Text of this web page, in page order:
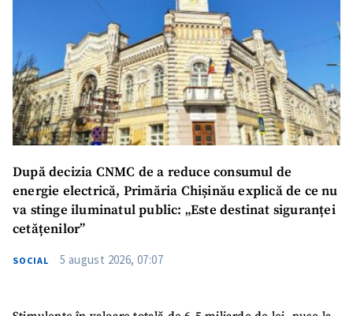
SUSȚINE
După decizia CNMC de a reduce consumul de
energie electrică, Primăria Chișinău explică de ce nu
va stinge iluminatul public: „Este destinat siguranței
cetățenilor”
SOCIAL 5 august 2026, 07:07